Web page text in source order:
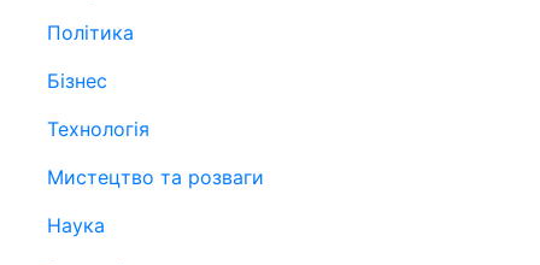
Політика
Бізнес
Технологія
Мистецтво та розваги
Наука